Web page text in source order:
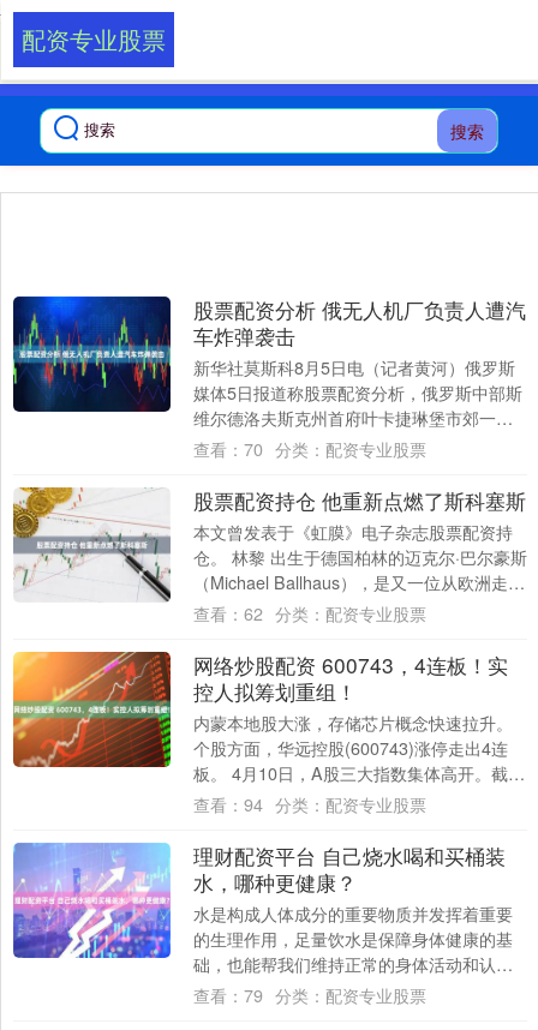
-->
搜索
配资专业股票
股票配资分析 俄无人机厂负责人遭汽
车炸弹袭击
新华社莫斯科8月5日电（记者黄河）俄罗斯
媒体5日报道称股票配资分析，俄罗斯中部斯
维尔德洛夫斯克州首府叶卡捷琳堡市郊一村
庄4日发生汽车爆炸事件，乌拉尔无人机厂总
查看： 70 分类： 配资专业股票
股票配资持仓 他重新点燃了斯科塞斯
本文曾发表于《虹膜》电子杂志股票配资持
仓。 林黎 出生于德国柏林的迈克尔·巴尔豪斯
（Michael Ballhaus），是又一位从欧洲走向
好莱坞的电影摄影师。巴....
查看： 62 分类： 配资专业股票
网络炒股配资 600743，4连板！实
控人拟筹划重组！
内蒙本地股大涨，存储芯片概念快速拉升。
个股方面，华远控股(600743)涨停走出4连
板。 4月10日，A股三大指数集体高开。截至
发稿，沪指涨逾1%重回4000点....
查看： 94 分类： 配资专业股票
理财配资平台 自己烧水喝和买桶装
水，哪种更健康？
水是构成人体成分的重要物质并发挥着重要
的生理作用，足量饮水是保障身体健康的基
础，也能帮我们维持正常的身体活动和认知
能力。最近，天气正在变热，更要及时补
查看： 79 分类： 配资专业股票